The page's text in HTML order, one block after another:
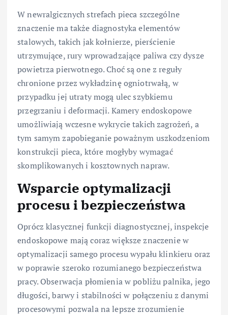
W newralgicznych strefach pieca szczególne
znaczenie ma także diagnostyka elementów
stalowych, takich jak kołnierze, pierścienie
utrzymujące, rury wprowadzające paliwa czy dysze
powietrza pierwotnego. Choć są one z reguły
chronione przez wykładzinę ogniotrwałą, w
przypadku jej utraty mogą ulec szybkiemu
przegrzaniu i deformacji. Kamery endoskopowe
umożliwiają wczesne wykrycie takich zagrożeń, a
tym samym zapobieganie poważnym uszkodzeniom
konstrukcji pieca, które mogłyby wymagać
skomplikowanych i kosztownych napraw.
Wsparcie optymalizacji
procesu i bezpieczeństwa
Oprócz klasycznej funkcji diagnostycznej, inspekcje
endoskopowe mają coraz większe znaczenie w
optymalizacji samego procesu wypału klinkieru oraz
w poprawie szeroko rozumianego bezpieczeństwa
pracy. Obserwacja płomienia w pobliżu palnika, jego
długości, barwy i stabilności w połączeniu z danymi
procesowymi pozwala na lepsze zrozumienie